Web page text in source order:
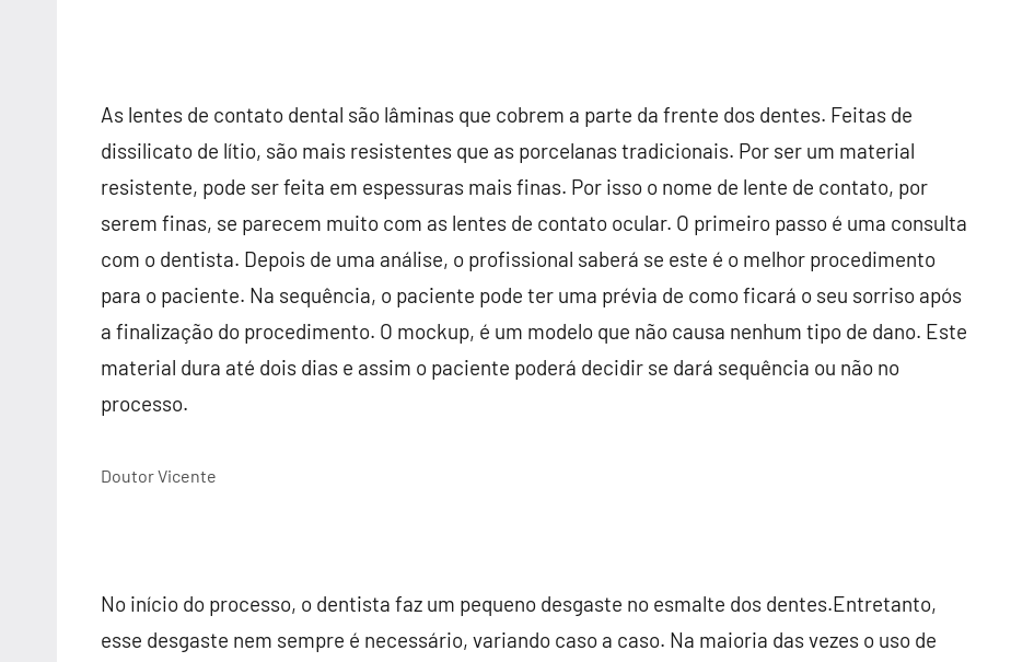
As lentes de contato dental são lâminas que cobrem a parte da frente dos dentes. Feitas de
dissilicato de lítio, são mais resistentes que as porcelanas tradicionais. Por ser um material
resistente, pode ser feita em espessuras mais finas. Por isso o nome de lente de contato, por
serem finas, se parecem muito com as lentes de contato ocular. O primeiro passo é uma consulta
com o dentista. Depois de uma análise, o profissional saberá se este é o melhor procedimento
para o paciente. Na sequência, o paciente pode ter uma prévia de como ficará o seu sorriso após
a finalização do procedimento. O mockup, é um modelo que não causa nenhum tipo de dano. Este
material dura até dois dias e assim o paciente poderá decidir se dará sequência ou não no
processo.
Doutor Vicente
No início do processo, o dentista faz um pequeno desgaste no esmalte dos dentes.Entretanto,
esse desgaste nem sempre é necessário, variando caso a caso. Na maioria das vezes o uso de